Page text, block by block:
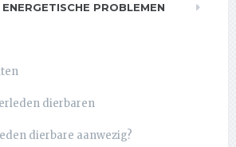
PROBLEMEN
dierbaren
dierbare aanwezig?